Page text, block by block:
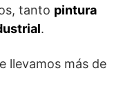
tanto pintura
.
llevamos más de